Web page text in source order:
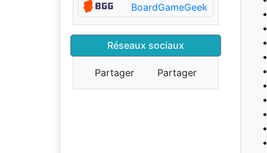
BoardGameGeek
Réseaux sociaux
Partager Partager